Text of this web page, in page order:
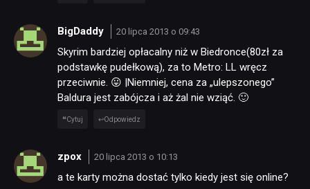
PUBLICYSTYKA
KULTURA
RETRO
TECHNOLOGIE
BigDaddy 20 lipca 2013 o 09:43
Skyrim bardziej opłacalny niż w Biedronce(80zł za
podstawkę pudełkową), za to Metro: LL wręcz
przeciwnie. 😛 |Niemniej, cena za „ulepszonego”
Baldura jest zabójcza i aż żal nie wziąć. 🙂
Cytuj Odpowiedz
zpox 20 lipca 2013 o 10:13
a te karty można dostać tylko kiedy jest się online?